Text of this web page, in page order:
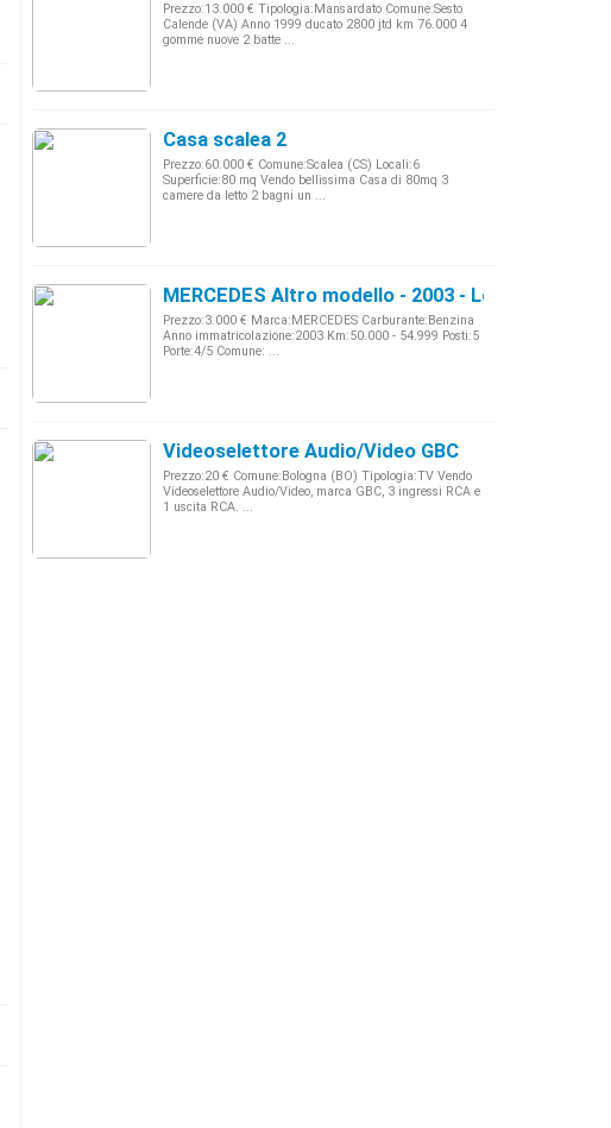
Prezzo:13.000 € Tipologia:Mansardato Comune:Sesto
Calende (VA) Anno 1999 ducato 2800 jtd km 76.000 4
gomme nuove 2 batte ...
Casa scalea 2
Prezzo:60.000 € Comune:Scalea (CS) Locali:6
Superficie:80 mq Vendo bellissima Casa di 80mq 3
camere da letto 2 bagni un ...
MERCEDES Altro modello - 2003 - Lombardia
Prezzo:3.000 € Marca:MERCEDES Carburante:Benzina
Anno immatricolazione:2003 Km:50.000 - 54.999 Posti:5
Porte:4/5 Comune: ...
Videoselettore Audio/Video GBC
Prezzo:20 € Comune:Bologna (BO) Tipologia:TV Vendo
Videoselettore Audio/Video, marca GBC, 3 ingressi RCA e
1 uscita RCA. ...